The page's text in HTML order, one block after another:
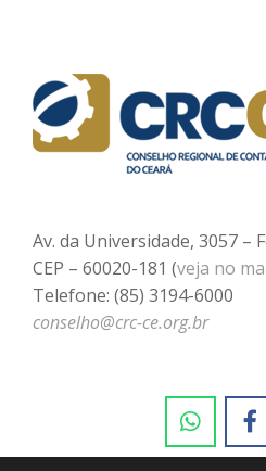
Av. da Universidade, 3057 –
CEP – 60020-181 (veja no
Telefone: (85) 3194-6000
conselho@crc-ce.org.br